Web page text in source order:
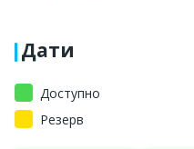
Дати
Доступно
Резерв